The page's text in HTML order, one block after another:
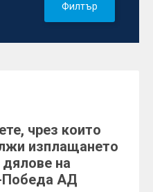
Филтър
чрез които
изплащането
на
Победа АД